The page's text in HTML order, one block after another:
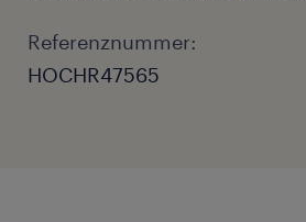
Referenznummer:
HOCHR47565